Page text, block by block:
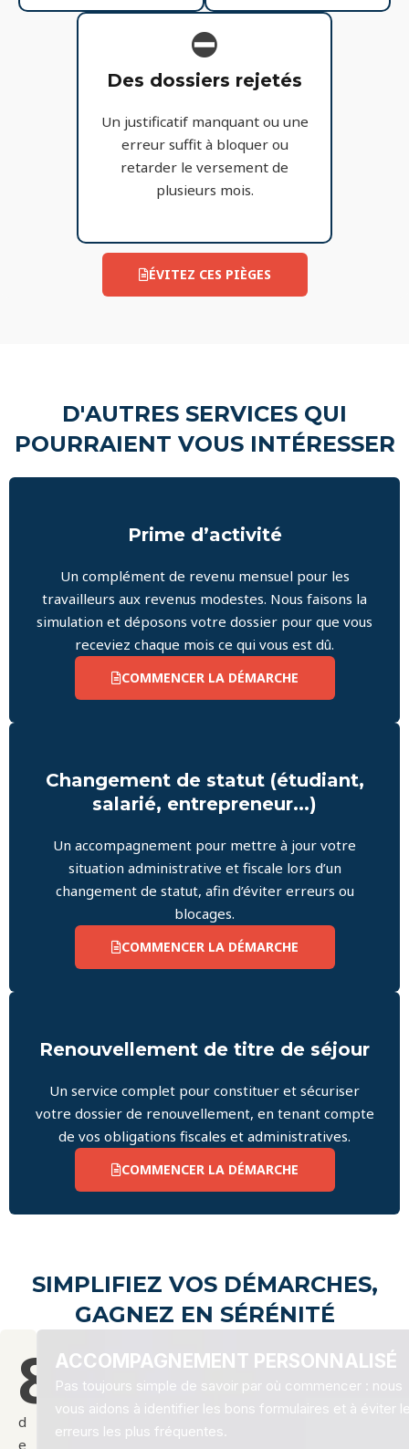
⛔
Des dossiers rejetés
Un justificatif manquant ou une
erreur suffit à bloquer ou
retarder le versement de
plusieurs mois.
ÉVITEZ CES PIÈGES
D'AUTRES SERVICES QUI
POURRAIENT VOUS INTÉRESSER
Prime d’activité
Un complément de revenu mensuel pour les
travailleurs aux revenus modestes. Nous faisons la
simulation et déposons votre dossier pour que vous
receviez chaque mois ce qui vous est dû.
COMMENCER LA DÉMARCHE
Changement de statut (étudiant,
salarié, entrepreneur...)
Un accompagnement pour mettre à jour votre
situation administrative et fiscale lors d’un
changement de statut, afin d’éviter erreurs ou
blocages.
COMMENCER LA DÉMARCHE
Renouvellement de titre de séjour
Un service complet pour constituer et sécuriser
votre dossier de renouvellement, en tenant compte
de vos obligations fiscales et administratives.
COMMENCER LA DÉMARCHE
SIMPLIFIEZ VOS DÉMARCHES,
GAGNEZ EN SÉRÉNITÉ
81%
d
e
ACCOMPAGNEMENT PERSONNALISÉ
Pas toujours simple de savoir par où commencer : nous
vous aidons à identifier les bons formulaires et à éviter
erreurs les plus fréquentes.